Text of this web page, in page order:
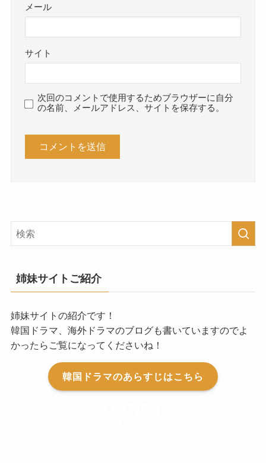
メール
サイト
次回のコメントで使用するためブラウザーに自分
の名前、メールアドレス、サイトを保存する。
姉妹サイトご紹介
姉妹サイトの紹介です！
韓国ドラマ、海外ドラマのブログも書いていますのでよ
かったらご覧になってくださいね！
韓国ドラマのあらすじはこちら